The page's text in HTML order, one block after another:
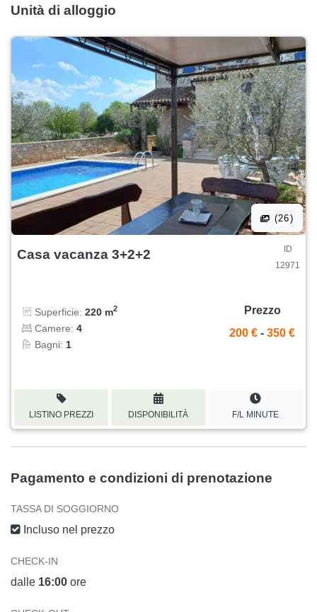
Unità di alloggio
(26)
Casa vacanza 3+2+2
ID
12971
Superficie: 220 m2
Camere: 4
Bagni: 1
Prezzo
200 € - 350 €
LISTINO PREZZI DISPONIBILITÀ F/L MINUTE
Pagamento e condizioni di prenotazione
TASSA DI SOGGIORNO
Incluso nel prezzo
CHECK-IN
dalle 16:00 ore